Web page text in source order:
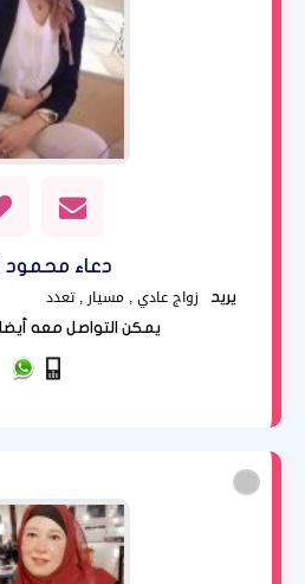
دعاء محمود 1
يريد
زواج عادي , مسيار , تعدد
يمكن التواصل معه